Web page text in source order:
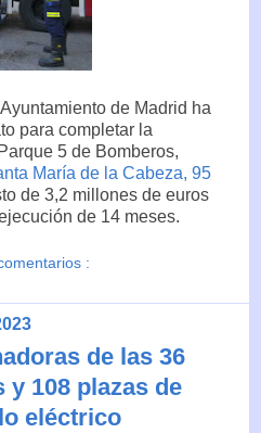
de Madrid ha
para completar la
5 de Bomberos,
María de la Cabeza, 95
de 3,2 millones de euros
de 14 meses.
:
de las 36
y 108 plazas de
eléctrico